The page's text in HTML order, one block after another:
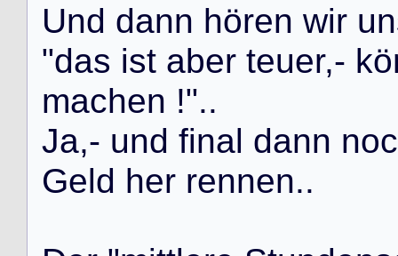
Und dann hören wir un
"das ist aber teuer,- kö
machen !"..
Ja,- und final dann noc
Geld her rennen..